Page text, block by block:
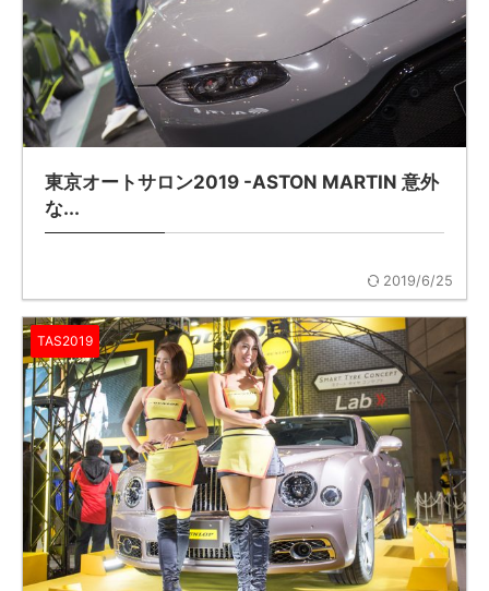
東京オートサロン2019 -ASTON MARTIN 意外
な...
2019/6/25
TAS2019